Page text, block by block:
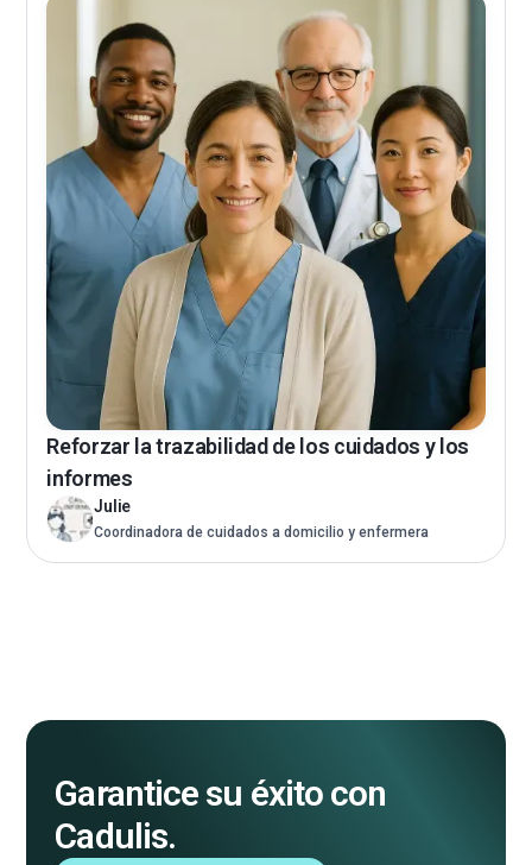
Reforzar la trazabilidad de los cuidados y los
informes
Julie
Coordinadora de cuidados a domicilio y enfermera
Garantice su éxito con
Cadulis.